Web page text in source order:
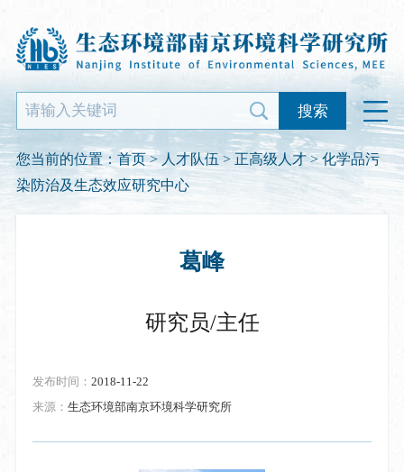
搜索
您当前的位置： 首页> 人才队伍>正高级人才> 化学品污
染防治及生态效应研究中心
葛峰
研究员/主任
发布时间： 2018-11-22
来源： 生态环境部南京环境科学研究所